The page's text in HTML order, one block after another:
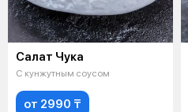
Салат Чука
С кунжутным соусом
от 2990 ₸